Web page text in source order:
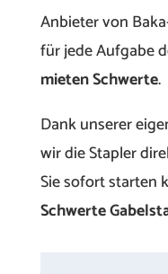
Anbieter von
für jede Aufgabe
mieten Schwerte.
Dank unserer
wir die Stapler
Sie sofort starten
Schwerte